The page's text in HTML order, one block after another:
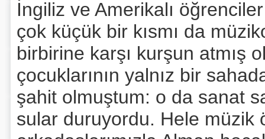
İngiliz ve Amerikalı
çok küçük bir kısmı da
birbirine karşı kurşun atmış
çocuklarının yalnız bir
şahit olmuştum: o da sanat
sular duruyordu. Hele müzik